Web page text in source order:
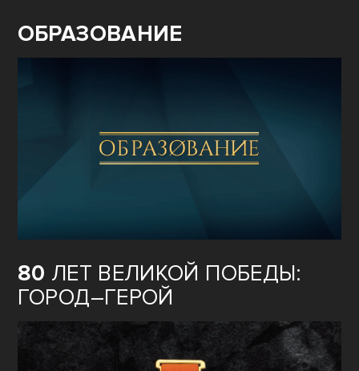
ОБРАЗОВАНИЕ
80 ЛЕТ ВЕЛИКОЙ ПОБЕДЫ:
ГОРОД–ГЕРОЙ